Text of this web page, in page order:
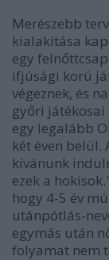
Merészebb
kialakítása
egy
ifjúsági korú
végeznek, és
győri játékosai
egy legalább
két éven
kívánunk
ezek a
hogy 4-5 év
utánpótlás-
egymás után
folyamat nem